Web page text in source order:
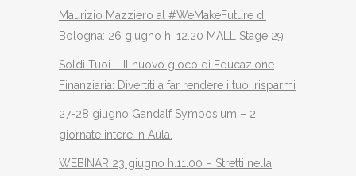
Maurizio Mazziero al #WeMakeFuture di
Bologna: 26 giugno h. 12.20 MALL Stage 29
Soldi Tuoi – Il nuovo gioco di Educazione
Finanziaria: Divertiti a far rendere i tuoi risparmi
27-28 giugno Gandalf Symposium – 2
giornate intere in Aula.
WEBINAR 23 giugno h.11.00 – Stretti nella